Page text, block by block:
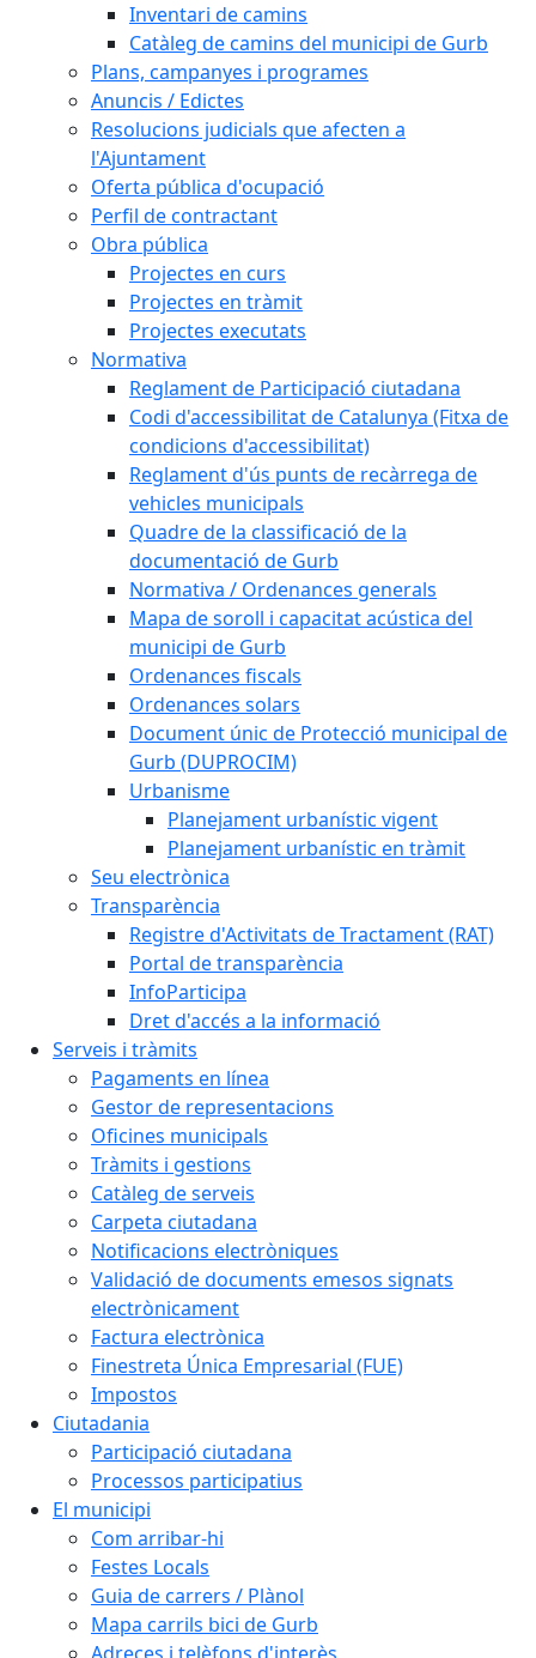
Inventari de camins
Catàleg de camins del municipi de Gurb
Plans, campanyes i programes
Anuncis / Edictes
Resolucions judicials que afecten a
l'Ajuntament
Oferta pública d'ocupació
Perfil de contractant
Obra pública
Projectes en curs
Projectes en tràmit
Projectes executats
Normativa
Reglament de Participació ciutadana
Codi d'accessibilitat de Catalunya (Fitxa de
condicions d'accessibilitat)
Reglament d'ús punts de recàrrega de
vehicles municipals
Quadre de la classificació de la
documentació de Gurb
Normativa / Ordenances generals
Mapa de soroll i capacitat acústica del
municipi de Gurb
Ordenances fiscals
Ordenances solars
Document únic de Protecció municipal de
Gurb (DUPROCIM)
Urbanisme
Planejament urbanístic vigent
Planejament urbanístic en tràmit
Seu electrònica
Transparència
Registre d'Activitats de Tractament (RAT)
Portal de transparència
InfoParticipa
Dret d'accés a la informació
Serveis i tràmits
Pagaments en línea
Gestor de representacions
Oficines municipals
Tràmits i gestions
Catàleg de serveis
Carpeta ciutadana
Notificacions electròniques
Validació de documents emesos signats
electrònicament
Factura electrònica
Finestreta Única Empresarial (FUE)
Impostos
Ciutadania
Participació ciutadana
Processos participatius
El municipi
Com arribar-hi
Festes Locals
Guia de carrers / Plànol
Mapa carrils bici de Gurb